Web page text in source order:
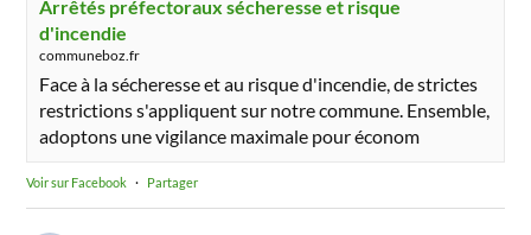
Arrêtés préfectoraux sécheresse et risque
d'incendie
communeboz.fr
Face à la sécheresse et au risque d'incendie, de strictes
restrictions s'appliquent sur notre commune. Ensemble,
adoptons une vigilance maximale pour économ
Voir sur Facebook · Partager